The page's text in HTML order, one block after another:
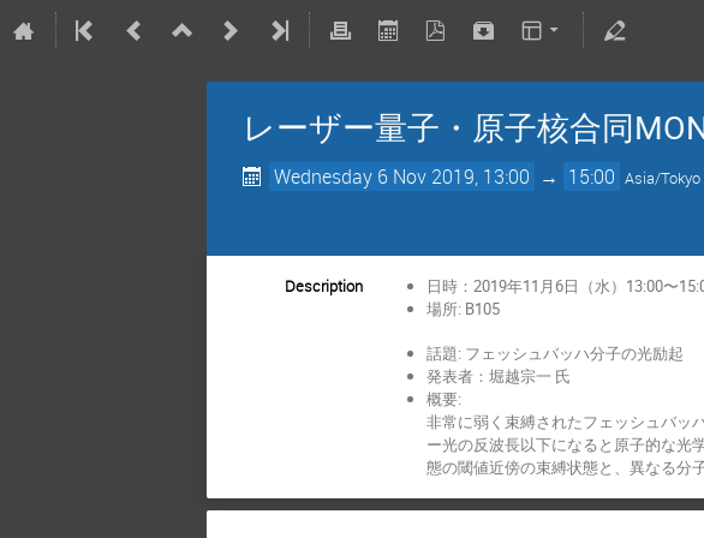
レーザー量子・原子核合同
Wednesday 6 Nov 2019, 13:00 → 15:00 Asia/Tokyo
Description
日時：2019年11月6日（水）13:00〜
場所: B105
話題: フェッシュバッハ分子の光励起
発表者：堀越宗一 氏
概要:
非常に弱く束縛されたフェッシュバッ
ー光の反波長以下になると原子的な光
態の閾値近傍の束縛状態と、異なる分